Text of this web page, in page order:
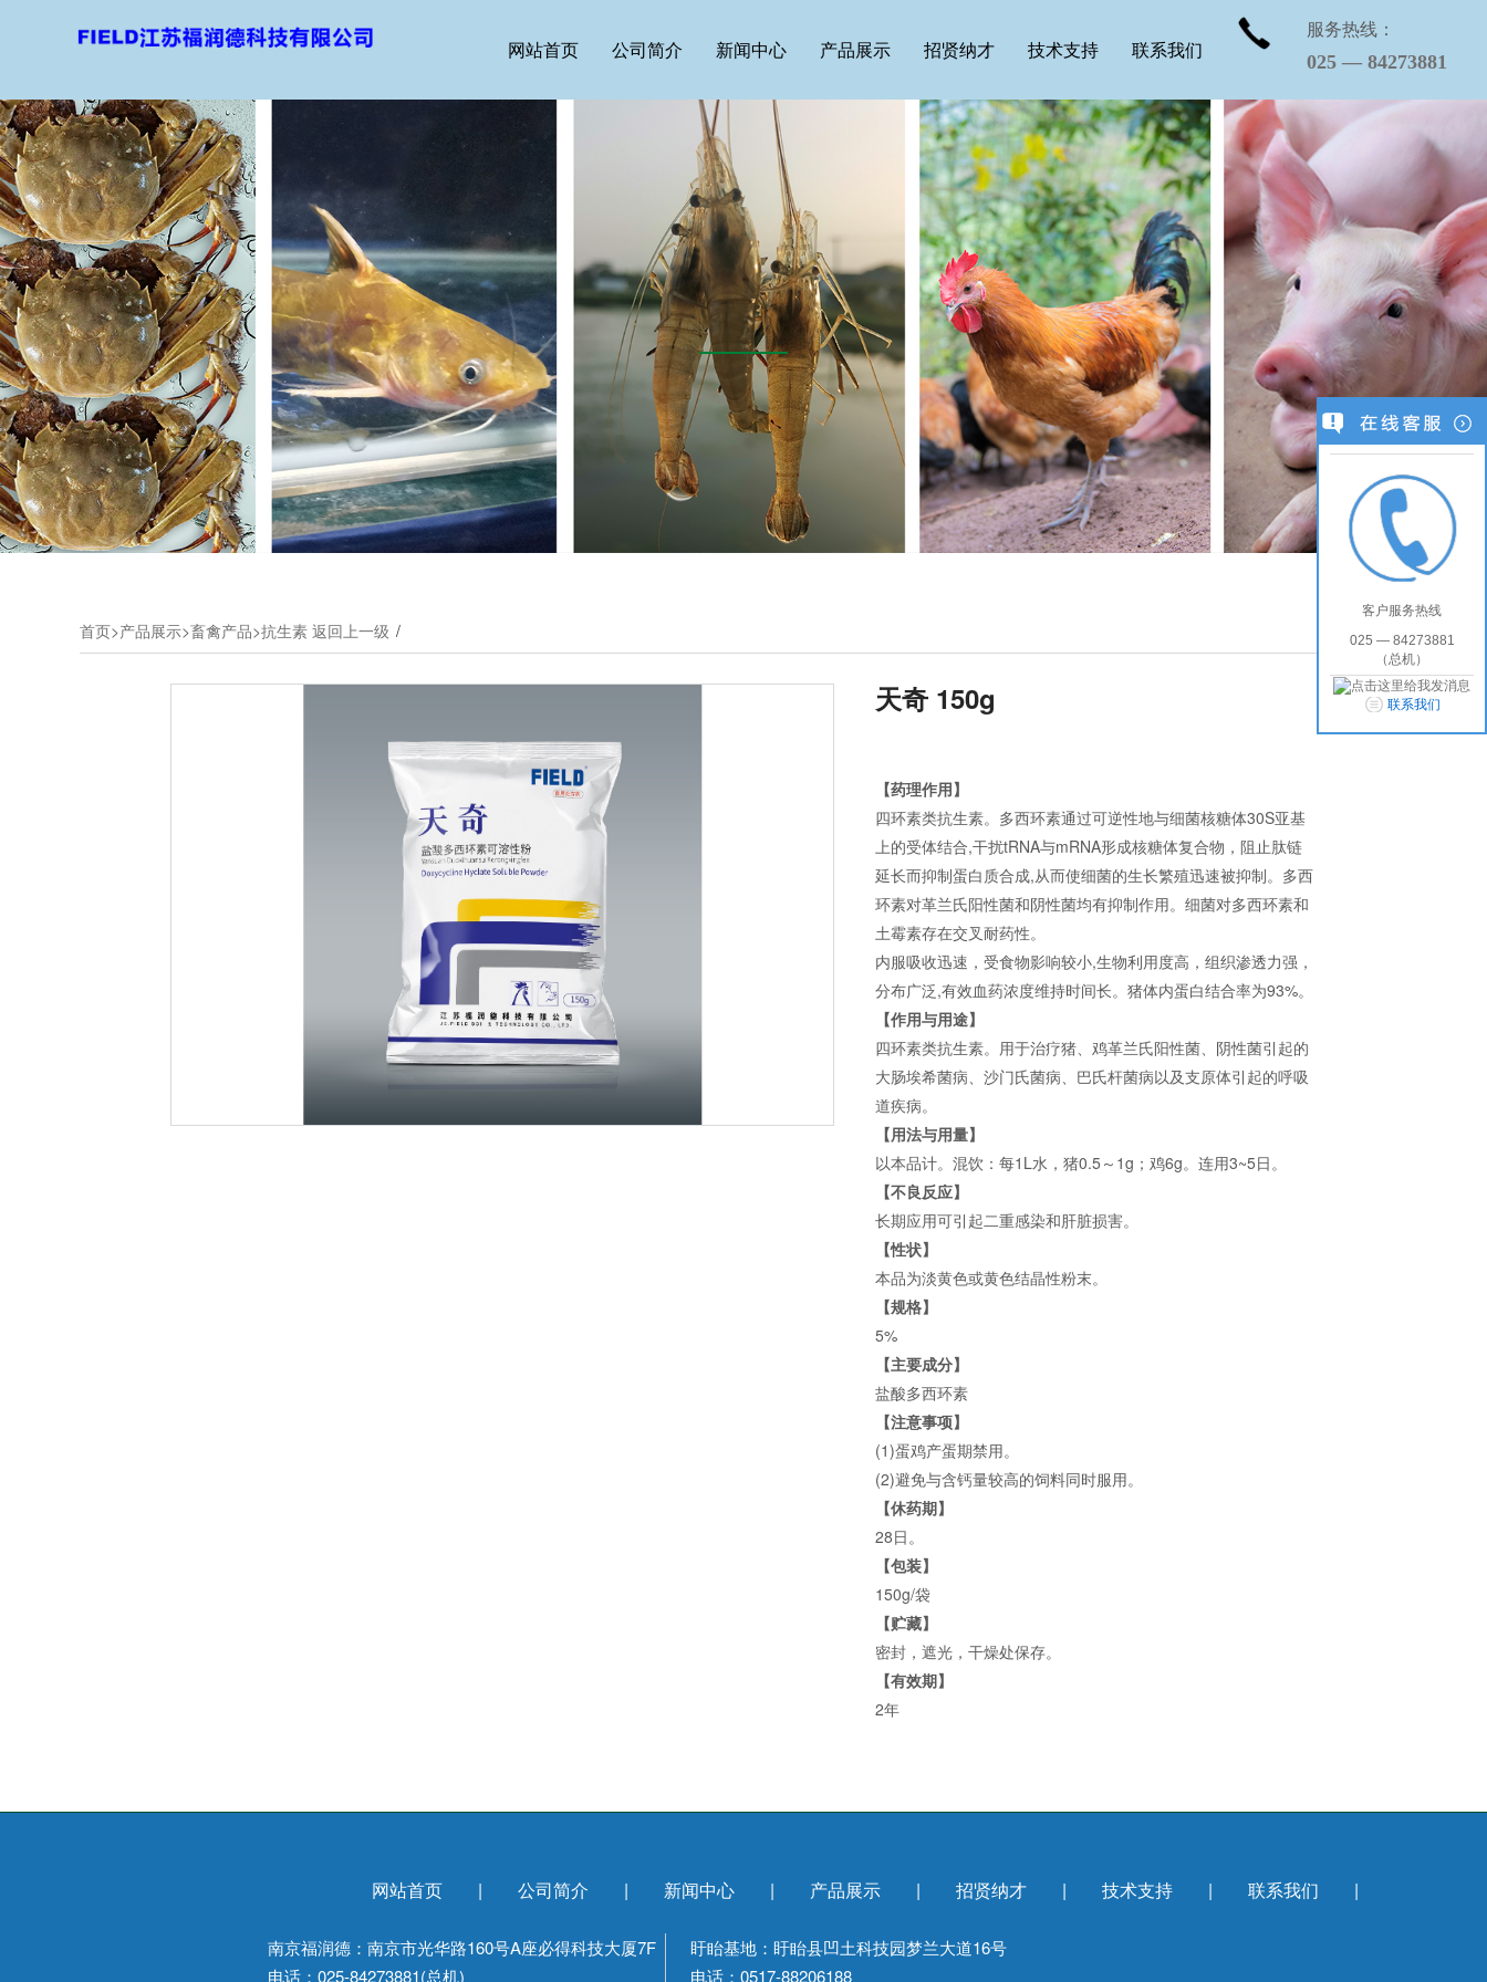
首页>产品展示>畜禽产品>抗生素 返回上一级 /
天奇 150g
【药理作用】
四环素类抗生素。多西环素通过可逆性地与细菌核糖体30S亚基
上的受体结合,干扰tRNA与mRNA形成核糖体复合物，阻止肽链
延长而抑制蛋白质合成,从而使细菌的生长繁殖迅速被抑制。多西
环素对革兰氏阳性菌和阴性菌均有抑制作用。细菌对多西环素和
土霉素存在交叉耐药性。
内服吸收迅速，受食物影响较小,生物利用度高，组织渗透力强，
分布广泛,有效血药浓度维持时间长。猪体内蛋白结合率为93%。
【作用与用途】
四环素类抗生素。用于治疗猪、鸡革兰氏阳性菌、阴性菌引起的
大肠埃希菌病、沙门氏菌病、巴氏杆菌病以及支原体引起的呼吸
道疾病。
【用法与用量】
以本品计。混饮：每1L水，猪0.5～1g；鸡6g。连用3~5日。
【不良反应】
长期应用可引起二重感染和肝脏损害。
【性状】
本品为淡黄色或黄色结晶性粉末。
【规格】
5%
【主要成分】
盐酸多西环素
【注意事项】
(1)蛋鸡产蛋期禁用。
(2)避免与含钙量较高的饲料同时服用。
【休药期】
28日。
【包装】
150g/袋
【贮藏】
密封，遮光，干燥处保存。
【有效期】
2年
网站首页 公司简介 新闻中心 产品展示 招贤纳才 技术支持 联系我们
服务热线：
025 — 84273881
网站首页 | 公司简介 | 新闻中心 | 产品展示 | 招贤纳才 | 技术支持 | 联系我们 |
南京福润德：南京市光华路160号A座必得科技大厦7F
电话：025-84273881(总机)
盱眙基地：盱眙县凹土科技园梦兰大道16号
电话：0517-88206188
客户服务热线
025 — 84273881
（总机）
联系我们